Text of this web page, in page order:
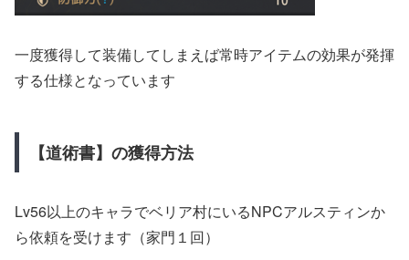
一度獲得して装備してしまえば常時アイテムの効果が発揮
する仕様となっています
【道術書】の獲得方法
Lv56以上のキャラでベリア村にいるNPCアルスティンか
ら依頼を受けます（家門１回）